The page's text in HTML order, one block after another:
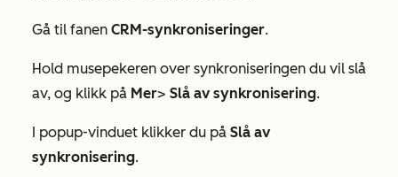
Gå til fanen CRM-synkroniseringer.
Hold musepekeren over synkroniseringen du vil slå
av, og klikk på Mer> Slå av synkronisering.
I popup-vinduet klikker du på Slå av
synkronisering.